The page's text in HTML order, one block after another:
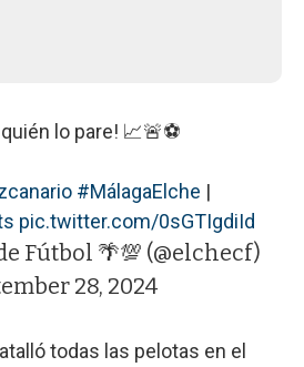
quién lo pare! 📈🚨⚽️
#MálagaElche |
pic.twitter.com/0sGTIgdiId
Fútbol 🌴💯 (@elchecf)
28, 2024
todas las pelotas en el